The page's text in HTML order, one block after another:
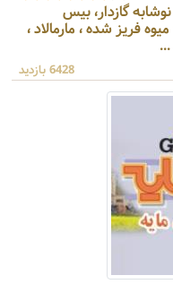
گازدار، بیس
فریز شده ، مارمالاد ،
6428 بازدید